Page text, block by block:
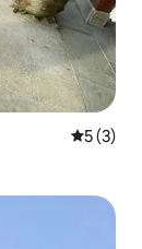
5 (3)